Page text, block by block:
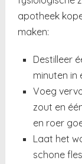
apotheek
maken:
Destilleer
minuten in
Voeg
zout en
en roer
Laat het
schone